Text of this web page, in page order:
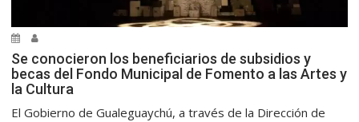
Se conocieron los beneficiarios de subsidios y
becas del Fondo Municipal de Fomento a las Artes y
la Cultura
El Gobierno de Gualeguaychú, a través de la Dirección de